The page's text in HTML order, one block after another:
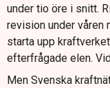
under tio öre i snitt.
revision under våren
starta upp
efterfrågade elen.
Men Svenska